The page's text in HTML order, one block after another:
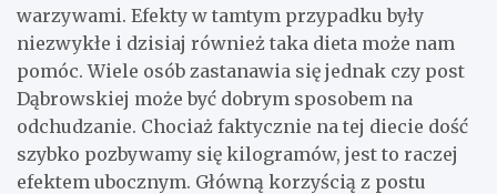
warzywami. Efekty w tamtym przypadku były
niezwykłe i dzisiaj również taka dieta może nam
pomóc. Wiele osób zastanawia się jednak czy post
Dąbrowskiej może być dobrym sposobem na
odchudzanie. Chociaż faktycznie na tej diecie dość
szybko pozbywamy się kilogramów, jest to raczej
efektem ubocznym. Główną korzyścią z postu